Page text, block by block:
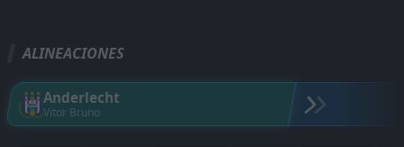
ALINEACIONES
Anderlecht
Vitor Bruno